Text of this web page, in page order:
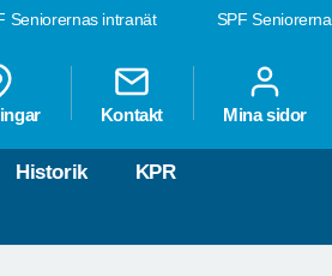
SPF Seniorerna
Seniorernas intranät
Kontakt Mina sidor
Historik KPR